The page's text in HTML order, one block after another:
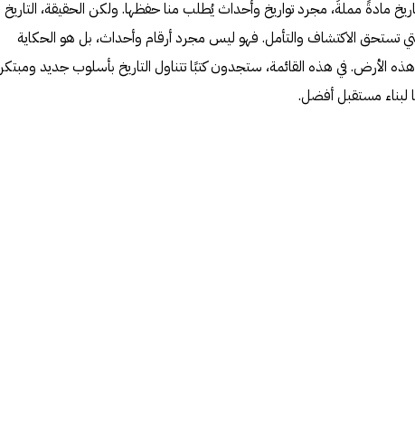
مادةً مملةً، مجرد تواريخ وأحداث يُطلب منا حفظها. ولكن الحقيقة، التاريخ
تستحق الاكتشاف والتأمل. فهو ليس مجرد أرقام وأحداث، بل هو الحكاية
الأرض. في هذه القائمة، ستجدون كتبًا تتناول التاريخ بأسلوب جديد
لبناء مستقبل أفضل.